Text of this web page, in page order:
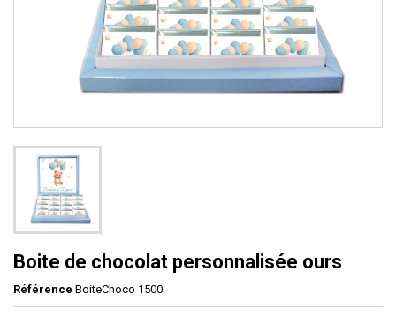
Boite de chocolat personnalisée ours
Référence BoiteChoco 1500